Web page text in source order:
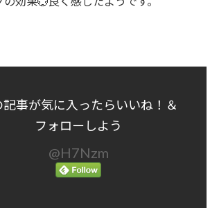
記事が気に入ったらいいね！＆
フォローしよう
@H7Nzm